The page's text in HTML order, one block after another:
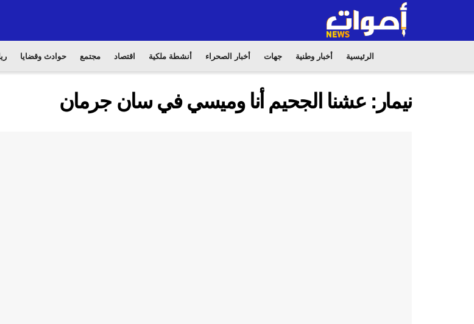
الرئيسية أخبار وطنية جهات أخبار الصحراء أنشطة ملكية اقتصاد مجتمع حوادث وقضايا
نيمار: عشنا الجحيم أنا وميسي في سان جرمان